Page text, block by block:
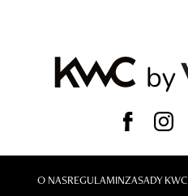
O NASREGULAMINZASADY KWC